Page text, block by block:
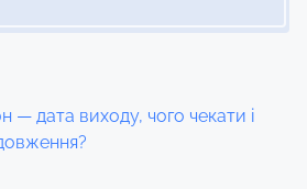
дата виходу, чого чекати і